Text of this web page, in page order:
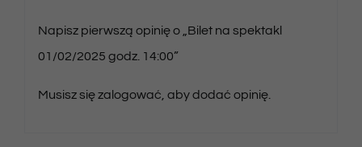
Napisz pierwszą opinię o „Bilet na spektakl
01/02/2025 godz. 14:00”
Musisz sięzalogować , aby dodać opinię.